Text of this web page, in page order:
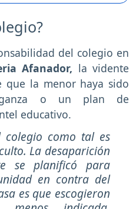
del colegio en
Afanador, la vidente
que la menor haya sido
o un plan de
educativo.
colegio como tal es
La desaparición
se planificó para
en contra del
es que escogieron